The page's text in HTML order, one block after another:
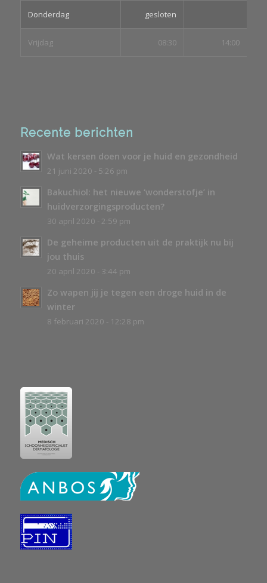
Donderdag gesloten
Vrijdag 08:30 14:00
Recente berichten
Wat kersen doen voor je huid en gezondheid
21 juni 2020 - 5:26 pm
Bakuchiol: het nieuwe ‘wonderstofje’ in
huidverzorgingsproducten?
30 april 2020 - 2:59 pm
De geheime producten uit de praktijk nu bij
jou thuis
20 april 2020 - 3:44 pm
Zo wapen jij je tegen een droge huid in de
winter
8 februari 2020 - 12:28 pm